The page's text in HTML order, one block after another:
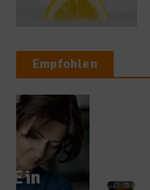
Empfohlen